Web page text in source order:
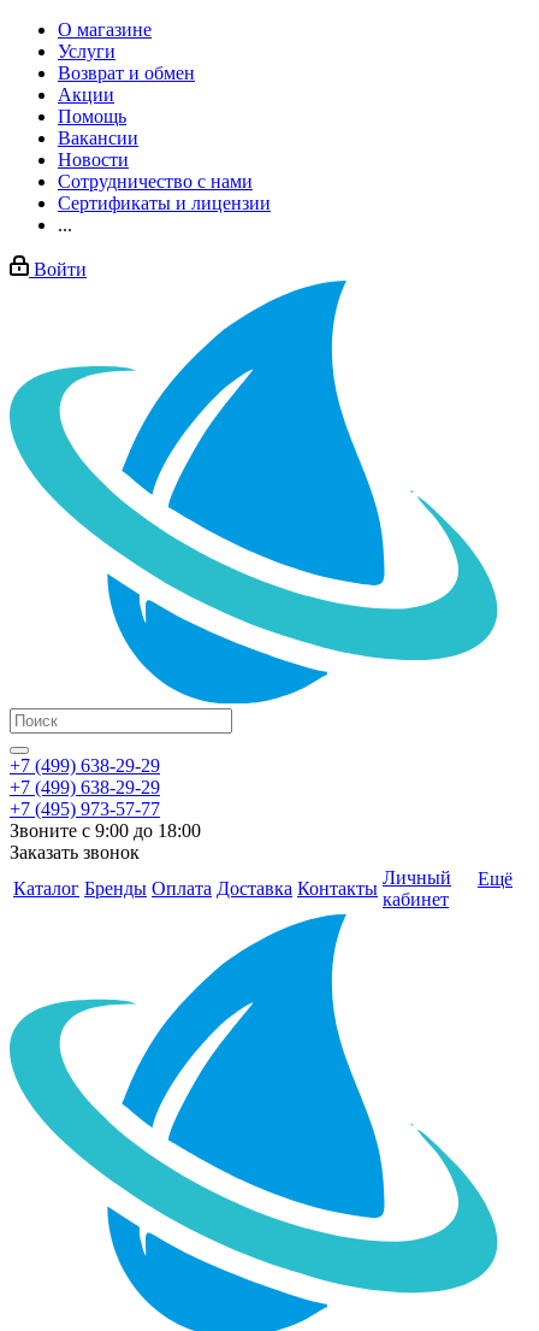
О магазине
Услуги
Возврат и обмен
Акции
Помощь
Вакансии
Новости
Сотрудничество с нами
Сертификаты и лицензии
...
Войти
+7 (499) 638-29-29
+7 (499) 638-29-29
+7 (495) 973-57-77
Звоните с 9:00 до 18:00
Заказать звонок
Каталог Бренды Оплата Доставка Контакты
Личный
кабинет
Ещё